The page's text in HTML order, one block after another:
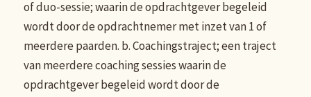
of duo-sessie; waarin de opdrachtgever begeleid
wordt door de opdrachtnemer met inzet van 1 of
meerdere paarden. b. Coachingstraject; een traject
van meerdere coaching sessies waarin de
opdrachtgever begeleid wordt door de